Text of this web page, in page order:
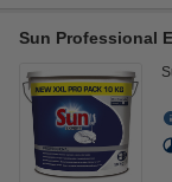
Sun Professional